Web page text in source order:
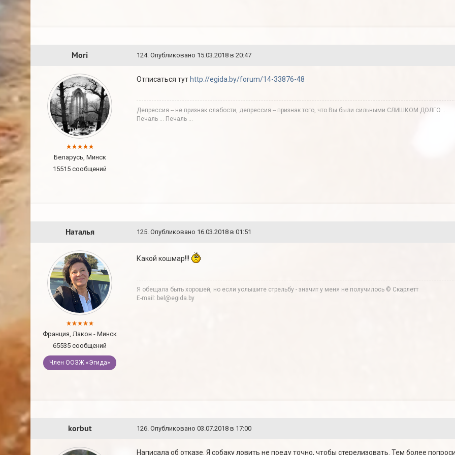
Mori 124. Опубликовано 15.03.2018 в 20:47
Беларусь, Минск
15515 сообщений
Отписаться тут http://egida.by/forum/14-33876-48
Депрессия -- не признак слабости, депрессия -- признак того, что Вы были сильными СЛИШКОМ ДОЛГО ...
Печаль ... Печаль ...
Наталья 125. Опубликовано 16.03.2018 в 01:51
Франция, Лакон - Минск
65535 сообщений
Член ООЗЖ «Эгида»
Какой кошмар!!!
Я обещала быть хорошей, но если услышите стрельбу - значит у меня не получилось © Скарлетт
E-mail: bel@egida.by
korbut 126. Опубликовано 03.07.2018 в 17:00
Написала об отказе. Я собаку ловить не поеду точно, чтобы стерелизовать. Тем более